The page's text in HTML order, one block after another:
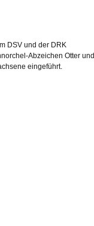
DSV und der DRK
Abzeichen Otter und
eingeführt.